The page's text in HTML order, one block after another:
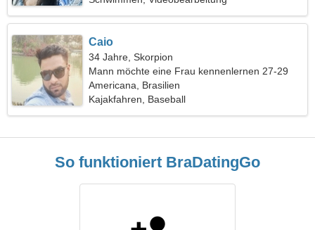
Caio
34 Jahre, Skorpion
Mann möchte eine Frau kennenlernen 27-29
Americana, Brasilien
Kajakfahren, Baseball
So funktioniert BraDatingGo